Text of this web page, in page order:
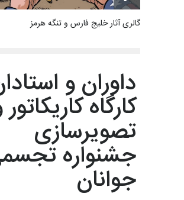
گالری آثار خلیج فارس و تنگه هرمز
داوران و
کارگاه
تصویرسازی
جشنواره
جوانان